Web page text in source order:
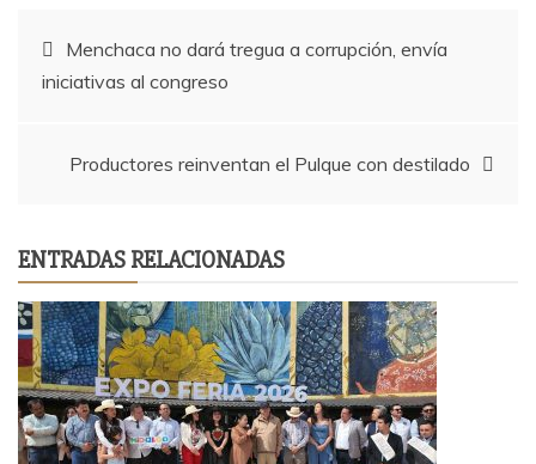
Navegación
de
entradas
Menchaca no dará tregua a corrupción, envía
iniciativas al congreso
Productores reinventan el Pulque con destilado
ENTRADAS RELACIONADAS